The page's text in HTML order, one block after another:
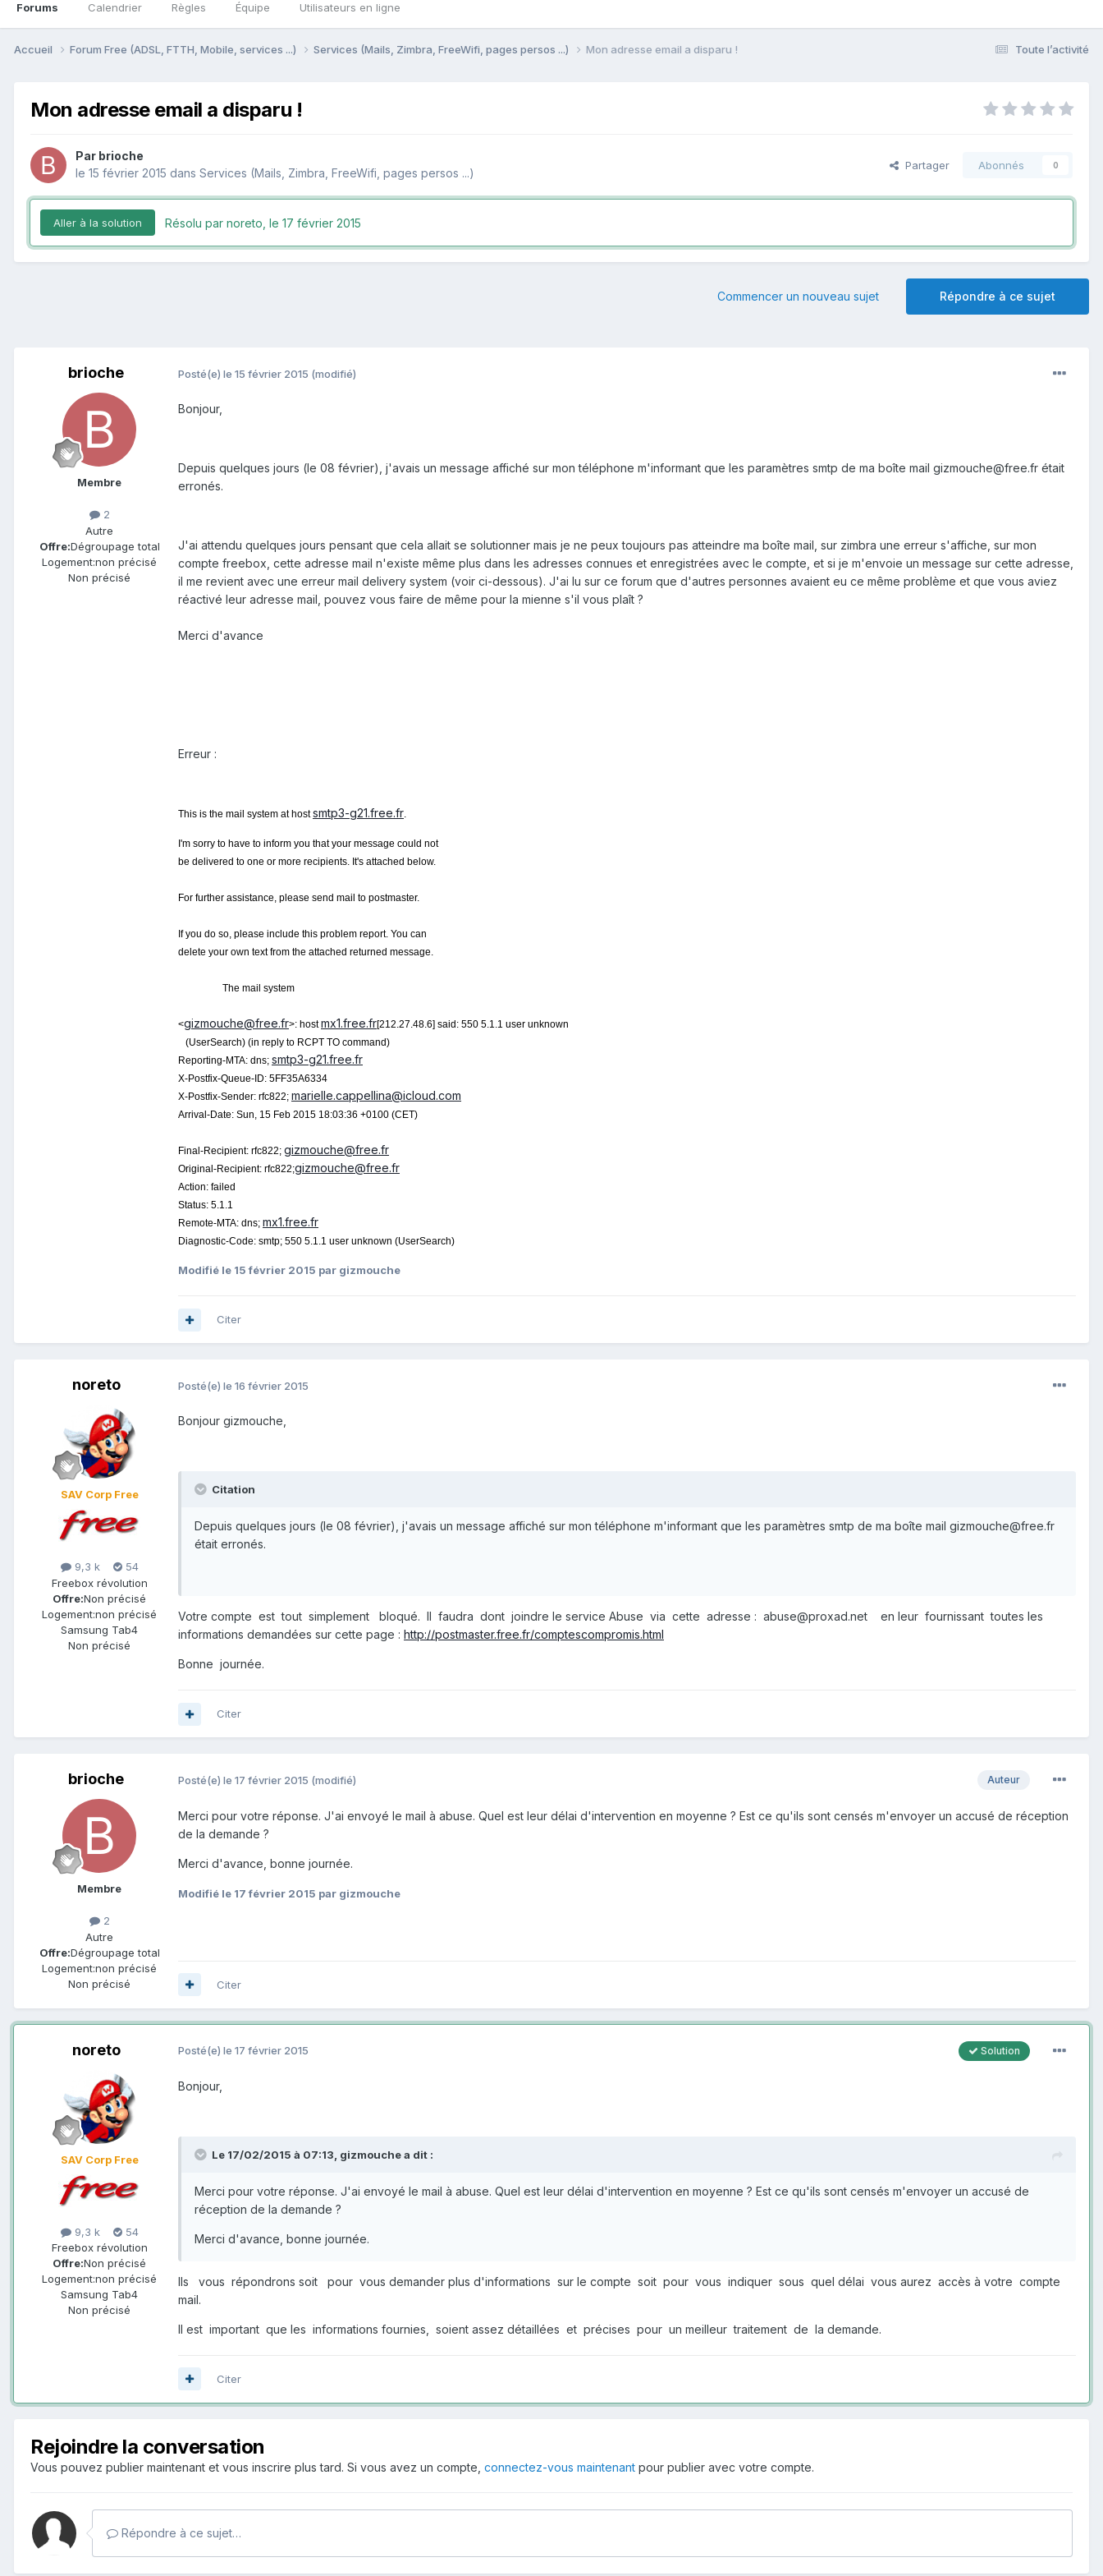
Forums Calendrier Règles Équipe Utilisateurs en ligne
Toute l’activité
Accueil Forum Free (ADSL, FTTH, Mobile, services ...) Services (Mails, Zimbra, FreeWifi, pages persos ...) Mon adresse email a disparu !
Mon adresse email a disparu !
Par brioche
le 15 février 2015 dans Services (Mails, Zimbra, FreeWifi, pages persos ...)
Partager Abonnés 0
Aller à la solution Résolu par noreto, le 17 février 2015
Répondre à ce sujet
Commencer un nouveau sujet
brioche
Membre
2
Autre
Offre:Dégroupage total
Logement:non précisé
Non précisé
Posté(e) le 15 février 2015 (modifié)
Bonjour,
Depuis quelques jours (le 08 février), j'avais un message affiché sur mon téléphone m'informant que les paramètres smtp de ma boîte mail gizmouche@free.fr était
erronés.
J'ai attendu quelques jours pensant que cela allait se solutionner mais je ne peux toujours pas atteindre ma boîte mail, sur zimbra une erreur s'affiche, sur mon
compte freebox, cette adresse mail n'existe même plus dans les adresses connues et enregistrées avec le compte, et si je m'envoie un message sur cette adresse,
il me revient avec une erreur mail delivery system (voir ci-dessous). J'ai lu sur ce forum que d'autres personnes avaient eu ce même problème et que vous aviez
réactivé leur adresse mail, pouvez vous faire de même pour la mienne s'il vous plaît ?
Merci d'avance
Erreur :
This is the mail system at hostsmtp3-g21.free.fr.
I'm sorry to have to inform you that your message could not
be delivered to one or more recipients. It's attached below.
For further assistance, please send mail to postmaster.
If you do so, please include this problem report. You can
delete your own text from the attached returned message.
The mail system
<gizmouche@free.fr>: hostmx1.free.fr[212.27.48.6] said: 550 5.1.1 user unknown
(UserSearch) (in reply to RCPT TO command)
Reporting-MTA: dns; smtp3-g21.free.fr
X-Postfix-Queue-ID: 5FF35A6334
X-Postfix-Sender: rfc822; marielle.cappellina@icloud.com
Arrival-Date: Sun, 15 Feb 2015 18:03:36 +0100 (CET)
Final-Recipient: rfc822; gizmouche@free.fr
Original-Recipient: rfc822;gizmouche@free.fr
Action: failed
Status: 5.1.1
Remote-MTA: dns; mx1.free.fr
Diagnostic-Code: smtp; 550 5.1.1 user unknown (UserSearch)
Modifié le 15 février 2015 par gizmouche
Citer
noreto
SAV Corp Free
9,3 k
54
Freebox révolution
Offre:Non précisé
Logement:non précisé
Samsung Tab4
Non précisé
Posté(e) le 16 février 2015
Bonjour gizmouche
Citation
Depuis quelques jours (le 08 février), j'avais un message affiché sur mon téléphone m'informant que les paramètres smtp de ma boîte mail gizmouche@free.fr
était erronés.
Votre compte est tout simplement bloqué. Il faudra dont joindre le service Abuse via cette adresse : abuse@proxad.net en leur fournissant toutes les
informations demandées sur cette page : http://postmaster.free.fr/comptescompromis.html
Bonne journée.
Citer
brioche
Membre
2
Autre
Offre:Dégroupage total
Logement:non précisé
Non précisé
Auteur
Posté(e) le 17 février 2015 (modifié)
Merci pour votre réponse. J'ai envoyé le mail à abuse. Quel est leur délai d'intervention en moyenne ? Est ce qu'ils sont censés m'envoyer un accusé de réception
de la demande ?
Merci d'avance, bonne journée.
Modifié le 17 février 2015 par gizmouche
Citer
noreto
SAV Corp Free
9,3 k
54
Freebox révolution
Offre:Non précisé
Logement:non précisé
Samsung Tab4
Non précisé
Solution
Posté(e) le 17 février 2015
Bonjour,
Le 17/02/2015 à 07:13, gizmouche a dit :
Merci pour votre réponse. J'ai envoyé le mail à abuse. Quel est leur délai d'intervention en moyenne ? Est ce qu'ils sont censés m'envoyer un accusé de
réception de la demande ?
Merci d'avance, bonne journée.
Ils vous répondrons soit pour vous demander plus d'informations sur le compte soit pour vous indiquer sous quel délai vous aurez accès à votre compte
mail.
Il est important que les informations fournies, soient assez détaillées et précises pour un meilleur traitement de la demande.
Citer
Rejoindre la conversation
Vous pouvez publier maintenant et vous inscrire plus tard. Si vous avez un compte, connectez-vous maintenant pour publier avec votre compte.
Répondre à ce sujet…